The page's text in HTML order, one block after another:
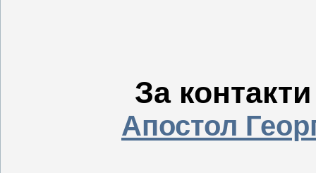
За
Апостол